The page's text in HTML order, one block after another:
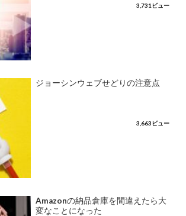
3,731ビュー
ジョーシンウェブせどりの注意点
3,663ビュー
Amazonの納品倉庫を間違えたら大
変なことになった